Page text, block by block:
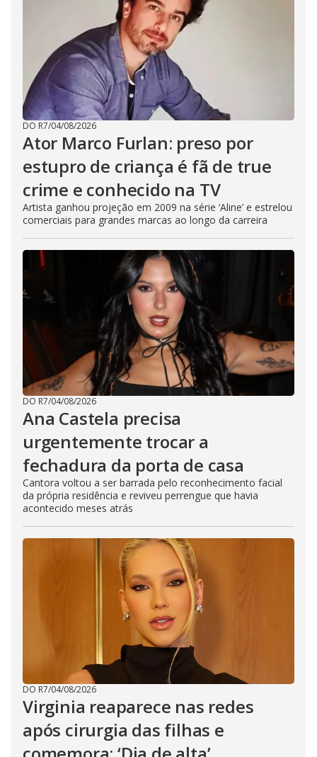
DO R7/04/08/2026
Ator Marco Furlan: preso por
estupro de criança é fã de true
crime e conhecido na TV
Artista ganhou projeção em 2009 na série ‘Aline’ e estrelou
comerciais para grandes marcas ao longo da carreira
DO R7/04/08/2026
Ana Castela precisa
urgentemente trocar a
fechadura da porta de casa
Cantora voltou a ser barrada pelo reconhecimento facial
da própria residência e reviveu perrengue que havia
acontecido meses atrás
DO R7/04/08/2026
Virginia reaparece nas redes
após cirurgia das filhas e